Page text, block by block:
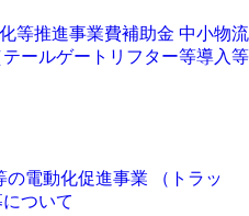
等推進事業費補助金 中小物流
ールゲートリフター等導入等
電動化促進事業 （トラッ
ついて